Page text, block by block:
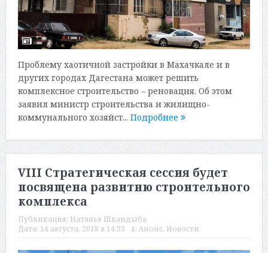
Проблему хаотичной застройки в Махачкале и в
других городах Дагестана может решить
комплексное строительство – реновация. Об этом
заявил министр строительства и жилищно-
коммунального хозяйст... Подробнее
VIII Стратегическая сессия будет
посвящена развитию строительного
комплекса
Публикация: Наталья Шкандыба
Дата: 14 августа, 2018 в 14:33 в: Анонс, Новости